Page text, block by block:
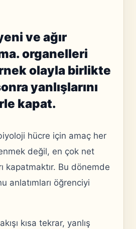
ve ağır
organelleri
olayla birlikte
yanlışlarını
kapat.
hücre için amaç her
değil, en çok net
kapatmaktır. Bu dönemde
anlatımları öğrenciyi
kısa tekrar, yanlış